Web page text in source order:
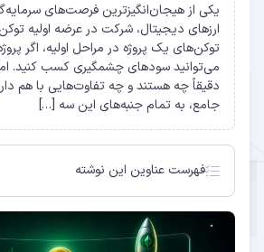
یکی از هیجان‌انگیزترین فرصت‌های
ارزهای دیجیتال، شرکت در عرضه اولیه
توکن‌های یک پروژه در مراحل اولیه، اگر
دقیقاً چه هستند و چه تفاوت‌هایی با هم
جامع، به تمام جنبه‌های این سه […]
فهرست عناوین این نوشته